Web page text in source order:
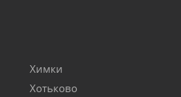
Химки
Хотьково